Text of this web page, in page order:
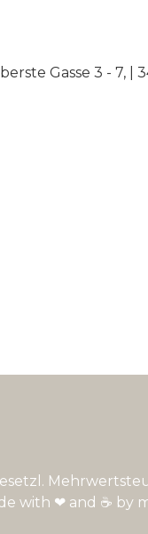
Gasse 3 - 7, |
with ❤ and ☕ by